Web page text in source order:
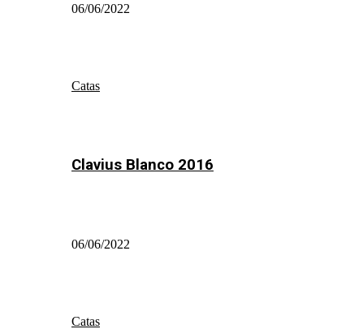
06/06/2022
Catas
Clavius Blanco 2016
06/06/2022
Catas